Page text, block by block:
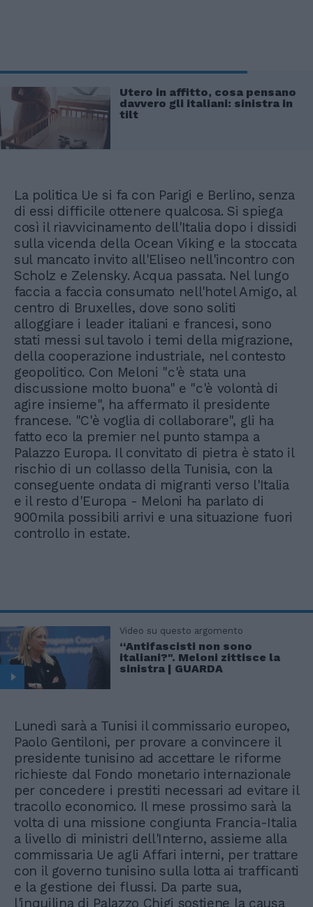
Utero in affitto, cosa pensano
davvero gli italiani: sinistra in
tilt
La politica Ue si fa con Parigi e Berlino, senza
di essi difficile ottenere qualcosa. Si spiega
così il riavvicinamento dell'Italia dopo i dissidi
sulla vicenda della Ocean Viking e la stoccata
sul mancato invito all'Eliseo nell'incontro con
Scholz e Zelensky. Acqua passata. Nel lungo
faccia a faccia consumato nell'hotel Amigo, al
centro di Bruxelles, dove sono soliti
alloggiare i leader italiani e francesi, sono
stati messi sul tavolo i temi della migrazione,
della cooperazione industriale, nel contesto
geopolitico. Con Meloni "c'è stata una
discussione molto buona" e "c'è volontà di
agire insieme", ha affermato il presidente
francese. "C'è voglia di collaborare", gli ha
fatto eco la premier nel punto stampa a
Palazzo Europa. Il convitato di pietra è stato il
rischio di un collasso della Tunisia, con la
conseguente ondata di migranti verso l'Italia
e il resto d'Europa - Meloni ha parlato di
900mila possibili arrivi e una situazione fuori
controllo in estate.
Video su questo argomento
“Antifascisti non sono
italiani?". Meloni zittisce la
sinistra | GUARDA
Lunedì sarà a Tunisi il commissario europeo,
Paolo Gentiloni, per provare a convincere il
presidente tunisino ad accettare le riforme
richieste dal Fondo monetario internazionale
per concedere i prestiti necessari ad evitare il
tracollo economico. Il mese prossimo sarà la
volta di una missione congiunta Francia-Italia
a livello di ministri dell'Interno, assieme alla
commissaria Ue agli Affari interni, per trattare
con il governo tunisino sulla lotta ai trafficanti
e la gestione dei flussi. Da parte sua,
l'inquilina di Palazzo Chigi sostiene la causa